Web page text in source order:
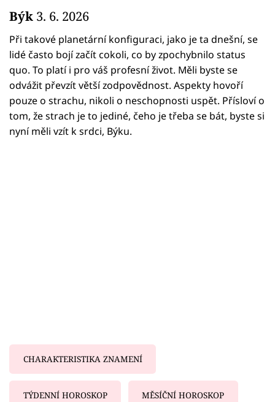
Horoskopy
Sledujte prima+
Filmový festival Karlovy Vary
Pořady
Býk 3. 6. 2026
Při takové planetární konfiguraci, jako je ta dnešní, se
lidé často bojí začít cokoli, co by zpochybnilo status
quo. To platí i pro váš profesní život. Měli byste se
odvážit převzít větší zodpovědnost. Aspekty hovoří
pouze o strachu, nikoli o neschopnosti uspět. Přísloví o
tom, že strach je to jediné, čeho je třeba se bát, byste si
nyní měli vzít k srdci, Býku.
CHARAKTERISTIKA ZNAMENÍ
TÝDENNÍ HOROSKOP MĚSÍČNÍ HOROSKOP